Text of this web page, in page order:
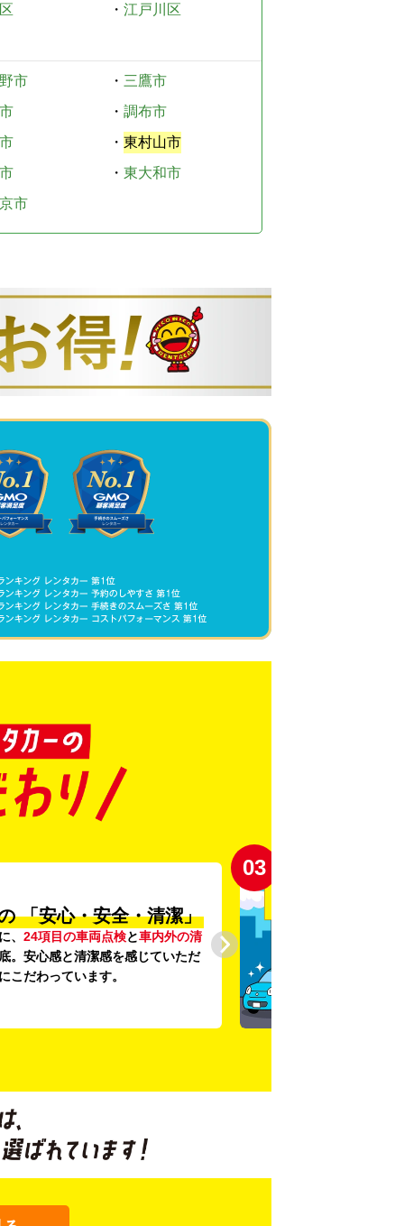
・ 江戸川区
市 ・ 三鷹市
・ 調布市
・ 東村山市
・ 東大和市
市
「安心・安全・清潔」
、 24項目の車両点検と車内外の清
。安心感と清潔感を感じていただ
こだわっています。
03